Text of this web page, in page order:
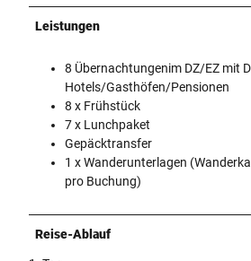
Leistungen
8 Übernachtungenim DZ/EZ mit
Hotels/Gasthöfen/Pensionen
8 x Frühstück
7 x Lunchpaket
Gepäcktransfer
1 x Wanderunterlagen
pro Buchung)
Reise-Ablauf